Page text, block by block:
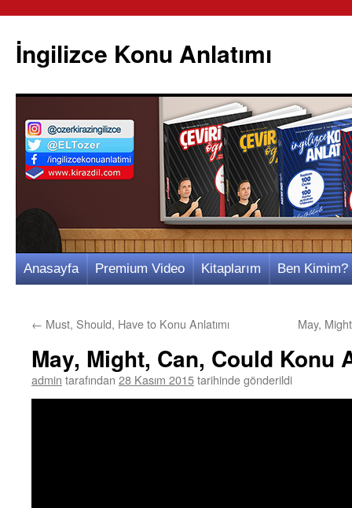
İngilizce Konu Anlatımı
İçeriğe
Anasayfa Premium Video Kitaplarım Ben Kimim?
← Must, Should, Have to Konu Anlatımı May,
May, Might, Can, Could Konu
admin tarafından 28 Kasım 2015tarihinde gönderildi